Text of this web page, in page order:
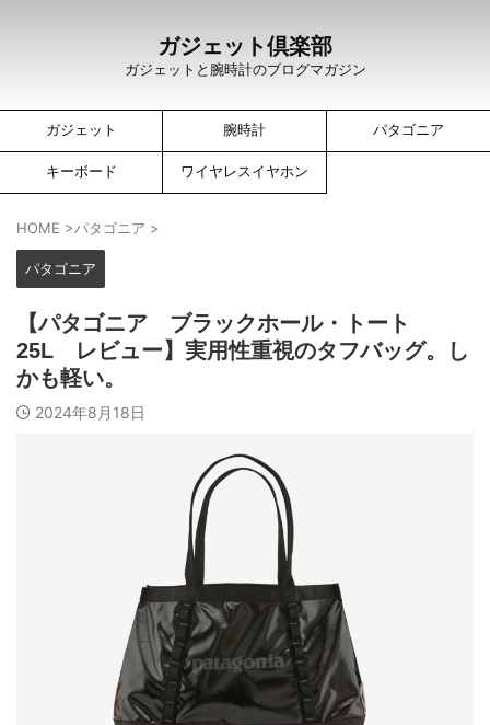
ガジェット倶楽部
ガジェットと腕時計のブログマガジン
ガジェット 腕時計 パタゴニア
キーボード ワイヤレスイヤホン
HOME >パタゴニア >
パタゴニア
【パタゴニア ブラックホール・トート
25L レビュー】実用性重視のタフバッグ。し
かも軽い。
2024年8月18日